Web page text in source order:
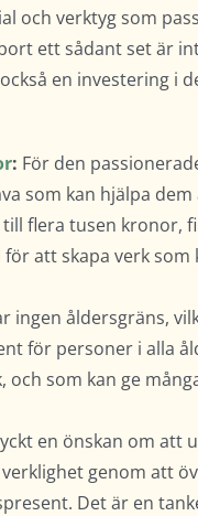
och verktyg som
ett sådant set är
en investering i
: För den
som kan hjälpa
flera tusen kronor,
att skapa verk som
ingen åldersgräns,
för personer i alla
som kan ge
en önskan om att
genom att
Det är en